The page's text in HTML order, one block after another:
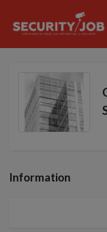
Information